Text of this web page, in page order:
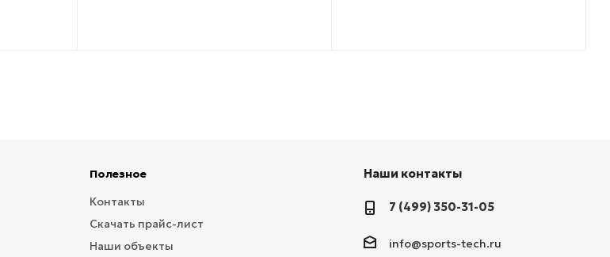
Полезное
Контакты
Скачать прайс-лист
Наши объекты
Наши контакты
7 (499) 350-31-05
info@sports-tech.ru